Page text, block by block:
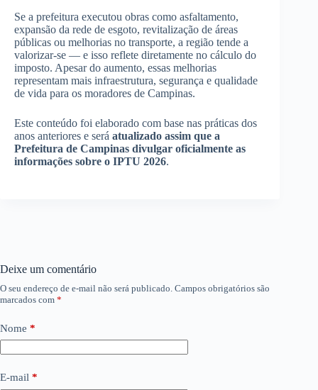
Se a prefeitura executou obras como asfaltamento,
expansão da rede de esgoto, revitalização de áreas
públicas ou melhorias no transporte, a região tende a
valorizar-se — e isso reflete diretamente no cálculo do
imposto. Apesar do aumento, essas melhorias
representam mais infraestrutura, segurança e qualidade
de vida para os moradores de Campinas.
Este conteúdo foi elaborado com base nas práticas dos
anos anteriores e será atualizado assim que a
Prefeitura de Campinas divulgar oficialmente as
informações sobre o IPTU 2026.
Deixe um comentário
O seu endereço de e-mail não será publicado. Campos obrigatórios são
marcados com *
Nome *
E-mail *